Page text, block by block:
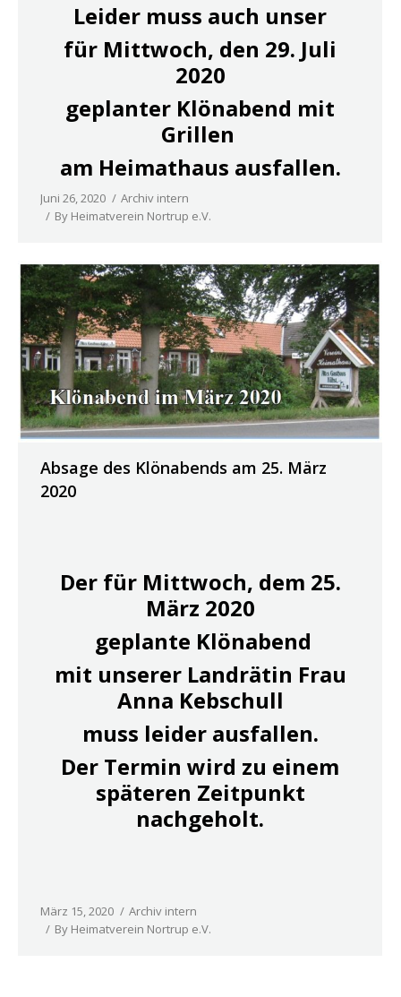
Leider muss auch unser
für Mittwoch, den 29. Juli
2020
geplanter Klönabend mit
Grillen
am Heimathaus ausfallen.
Juni 26, 2020
Archiv intern
By Heimatverein Nortrup e.V.
Absage des Klönabends am 25. März
2020
Der für Mittwoch, dem 25.
März 2020
geplante Klönabend
mit unserer Landrätin Frau
Anna Kebschull
muss leider ausfallen.
Der Termin wird zu einem
späteren Zeitpunkt
nachgeholt.
März 15, 2020
Archiv intern
By Heimatverein Nortrup e.V.